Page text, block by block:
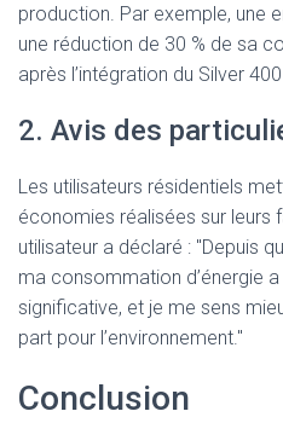
production. Par exemple, une
une réduction de 30 % de sa
après l’intégration du Silver
2. Avis des
Les utilisateurs résidentiels
économies réalisées sur leurs
utilisateur a déclaré : "Depuis
ma consommation d’énergie
significative, et je me sens
part pour l’environnement."
Conclusion